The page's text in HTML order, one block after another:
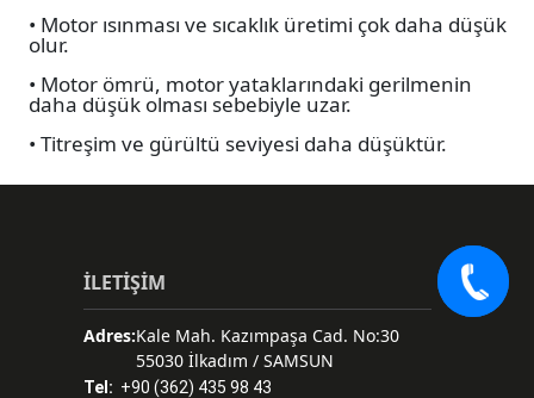
• Motor ısınması ve sıcaklık üretimi çok daha düşük
olur.
• Motor ömrü, motor yataklarındaki gerilmenin
daha düşük olması sebebiyle uzar.
• Titreşim ve gürültü seviyesi daha düşüktür.
İLETİŞİM
Adres:Kale Mah. Kazımpaşa Cad. No:30
55030 İlkadım / SAMSUN
Tel: +90 (362) 435 98 43